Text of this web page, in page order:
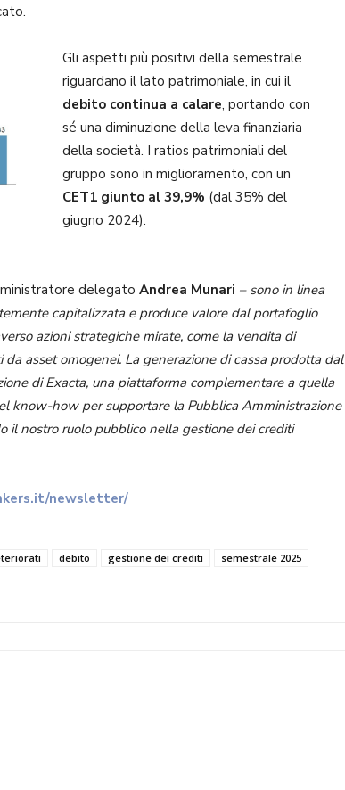
Gli aspetti più positivi della semestrale
riguardano il lato patrimoniale, in cui il
debito continua a calare, portando con
sé una diminuzione della leva finanziaria
della società. I ratios patrimoniali del
gruppo sono in miglioramento, con un
CET1 giunto al 39,9% (dal 35% del
giugno 2024).
delegato Andrea Munari – sono in linea
capitalizzata e produce valore dal portafoglio
azioni strategiche mirate, come la vendita di
asset omogenei. La generazione di cassa prodotta dal
di Exacta, una piattaforma complementare a quella
know-how per supportare la Pubblica Amministrazione
il nostro ruolo pubblico nella gestione dei crediti
newsletter/
debito gestione dei crediti
semestrale 2025